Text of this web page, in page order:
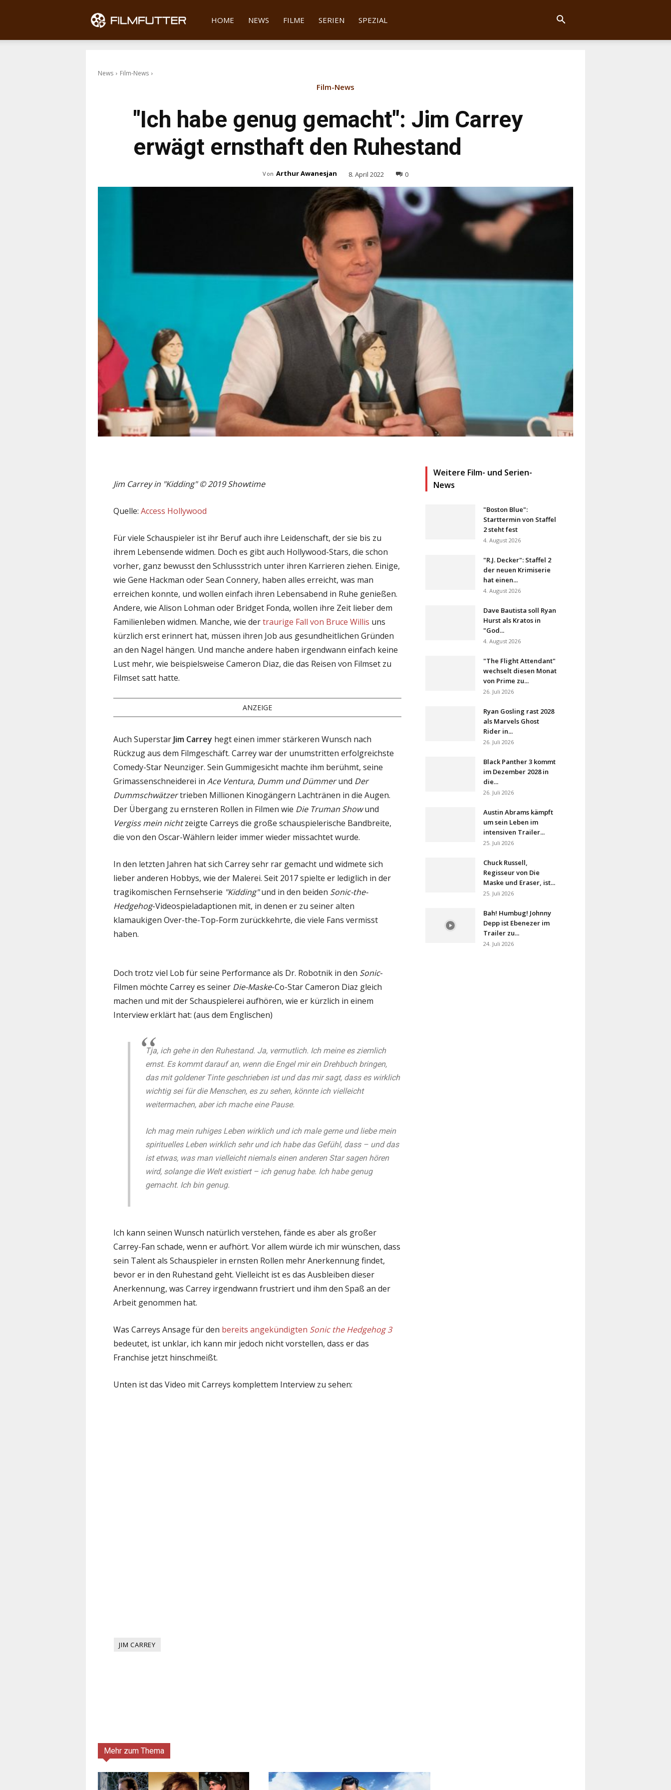
Filmfutter
HOME NEWS FILME SERIEN SPEZIAL
News Film-News
Film-News
"Ich habe genug gemacht": Jim Carrey
erwägt ernsthaft den Ruhestand
Von Arthur Awanesjan 8. April 2022 0
Jim Carrey in "Kidding" © 2019 Showtime
Quelle: Access Hollywood
Für viele Schauspieler ist ihr Beruf auch ihre Leidenschaft, der sie bis zu
ihrem Lebensende widmen. Doch es gibt auch Hollywood-Stars, die schon
vorher, ganz bewusst den Schlussstrich unter ihren Karrieren ziehen. Einige,
wie Gene Hackman oder Sean Connery, haben alles erreicht, was man
erreichen konnte, und wollen einfach ihren Lebensabend in Ruhe genießen.
Andere, wie Alison Lohman oder Bridget Fonda, wollen ihre Zeit lieber dem
Familienleben widmen. Manche, wie dertraurige Fall von Bruce Willis uns
kürzlich erst erinnert hat, müssen ihren Job aus gesundheitlichen Gründen
an den Nagel hängen. Und manche andere haben irgendwann einfach keine
Lust mehr, wie beispielsweise Cameron Diaz, die das Reisen von Filmset zu
Filmset satt hatte.
ANZEIGE
Auch Superstar Jim Carrey hegt einen immer stärkeren Wunsch nach
Rückzug aus dem Filmgeschäft. Carrey war der unumstritten erfolgreichste
Comedy-Star Neunziger. Sein Gummigesicht machte ihm berühmt, seine
Grimassenschneiderei in Ace Ventura, Dumm und Dümmerund Der
Dummschwätzertrieben Millionen Kinogängern Lachtränen in die Augen.
Der Übergang zu ernsteren Rollen in Filmen wie Die Truman Showund
Vergiss mein nichtzeigte Carreys die große schauspielerische Bandbreite,
die von den Oscar-Wählern leider immer wieder missachtet wurde.
In den letzten Jahren hat sich Carrey sehr rar gemacht und widmete sich
lieber anderen Hobbys, wie der Malerei. Seit 2017 spielte er lediglich in der
tragikomischen Fernsehserie "Kidding"und in den beiden Sonic-the-
Hedgehog-Videospieladaptionen mit, in denen er zu seiner alten
klamaukigen Over-the-Top-Form zurückkehrte, die viele Fans vermisst
haben.
Doch trotz viel Lob für seine Performance als Dr. Robotnik in den Sonic-
Filmen möchte Carrey es seiner Die-Maske-Co-Star Cameron Diaz gleich
machen und mit der Schauspielerei aufhören, wie er kürzlich in einem
Interview erklärt hat: (aus dem Englischen)
Tja, ich gehe in den Ruhestand. Ja, vermutlich. Ich meine es ziemlich
ernst. Es kommt darauf an, wenn die Engel mir ein Drehbuch bringen,
das mit goldener Tinte geschrieben ist und das mir sagt, dass es wirklich
wichtig sei für die Menschen, es zu sehen, könnte ich vielleicht
weitermachen, aber ich mache eine Pause.
Ich mag mein ruhiges Leben wirklich und ich male gerne und liebe mein
spirituelles Leben wirklich sehr und ich habe das Gefühl, dass – und das
ist etwas, was man vielleicht niemals einen anderen Star sagen hören
wird, solange die Welt existiert – ich genug habe. Ich habe genug
gemacht. Ich bin genug.
Ich kann seinen Wunsch natürlich verstehen, fände es aber als großer
Carrey-Fan schade, wenn er aufhört. Vor allem würde ich mir wünschen, dass
sein Talent als Schauspieler in ernsten Rollen mehr Anerkennung findet,
bevor er in den Ruhestand geht. Vielleicht ist es das Ausbleiben dieser
Anerkennung, was Carrey irgendwann frustriert und ihm den Spaß an der
Arbeit genommen hat.
Was Carreys Ansage für den bereits angekündigten Sonic the Hedgehog 3
bedeutet, ist unklar, ich kann mir jedoch nicht vorstellen, dass er das
Franchise jetzt hinschmeißt.
Unten ist das Video mit Carreys komplettem Interview zu sehen:
JIM CARREY
Weitere Film- und Serien-
News
"Boston Blue":
Starttermin von Staffel
2 steht fest
4. August 2026
"R.J. Decker": Staffel 2
der neuen Krimiserie
hat einen...
4. August 2026
Dave Bautista soll Ryan
Hurst als Kratos in
"God...
4. August 2026
"The Flight Attendant"
wechselt diesen Monat
von Prime zu...
26. Juli 2026
Ryan Gosling rast 2028
als Marvels Ghost
Rider in...
26. Juli 2026
Black Panther 3 kommt
im Dezember 2028 in
die...
26. Juli 2026
Austin Abrams kämpft
um sein Leben im
intensiven Trailer...
25. Juli 2026
Chuck Russell,
Regisseur von Die
Maske und Eraser, ist...
25. Juli 2026
Bah! Humbug! Johnny
Depp ist Ebenezer im
Trailer zu...
24. Juli 2026
Mehr zum Thema